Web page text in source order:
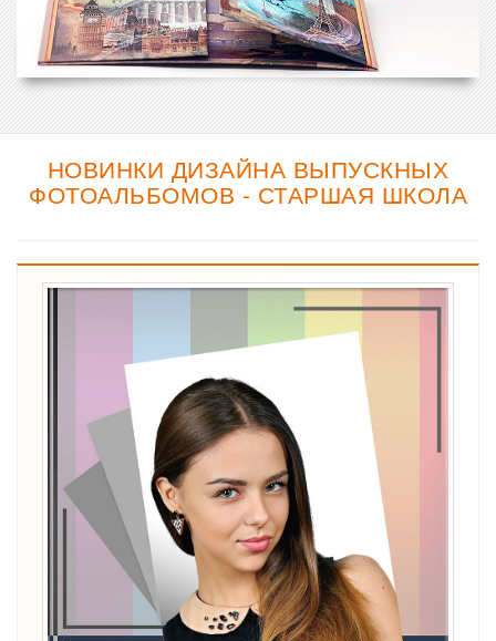
НОВИНКИ ДИЗАЙНА ВЫПУСКНЫХ
ФОТОАЛЬБОМОВ - СТАРШАЯ ШКОЛА